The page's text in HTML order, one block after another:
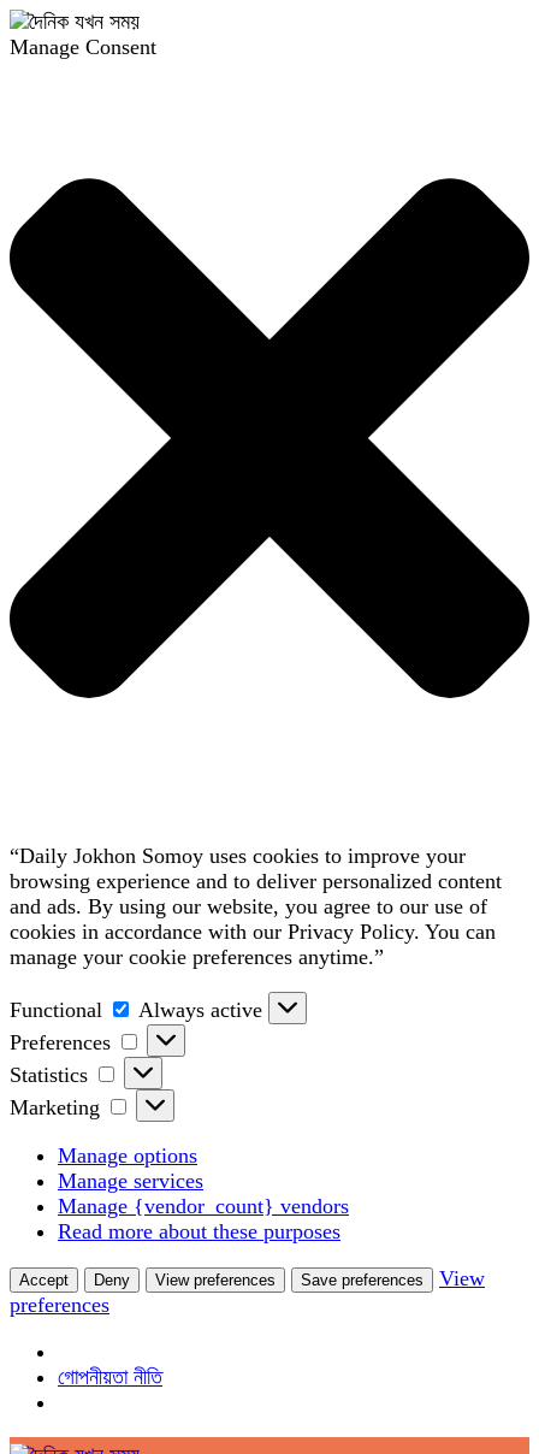
Manage Consent
“Daily Jokhon Somoy uses cookies to improve your
browsing experience and to deliver personalized content
and ads. By using our website, you agree to our use of
cookies in accordance with our Privacy Policy. You can
manage your cookie preferences anytime.”
Functional Functional
Always active
Preferences
Preferences
Statistics
Statistics
Marketing
Marketing
Manage options
Manage services
Manage {vendor_count} vendors
Read more about these purposes
Accept Deny View preferences Save preferences
View
preferences
গোপনীয়তা নীতি